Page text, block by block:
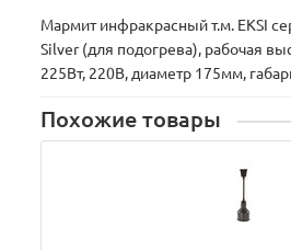
Мармит инфракрасный т.м. EKSI
Silver (для подогрева), рабочая
225Вт, 220В, диаметр 175мм,
Похожие товары